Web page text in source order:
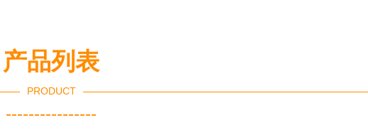
产品列表
PRODUCT
----------------